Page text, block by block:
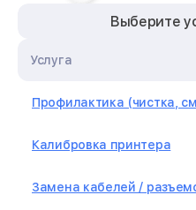
Выберите
Услуга
Профилактика (чистка,
Калибровка принтера
Замена кабелей /